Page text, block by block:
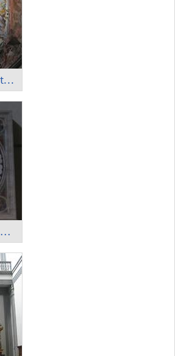
Florence - Cathedral Santa Maria del Fiore; Cupola by Brunelleschi
Florence - Duomo Santa Maria del Fiori; Clock